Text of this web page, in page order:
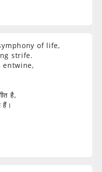
of life,
strife.
entwine,
है,
हैं।